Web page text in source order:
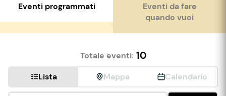
Eventi programmati
Eventi da fare
quando vuoi
Totale eventi: 10
Lista Mappa Calendario